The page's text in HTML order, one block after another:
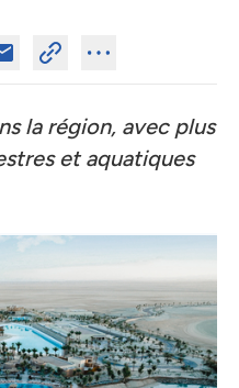
la région, avec plus
et aquatiques